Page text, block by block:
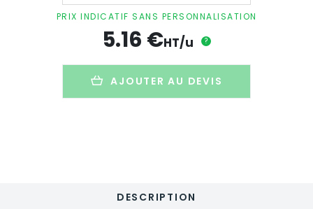
de
plantation
-
PRIX INDICATIF SANS PERSONNALISATION
5.16 €HT/u ?
AJOUTER AU DEVIS
DESCRIPTION